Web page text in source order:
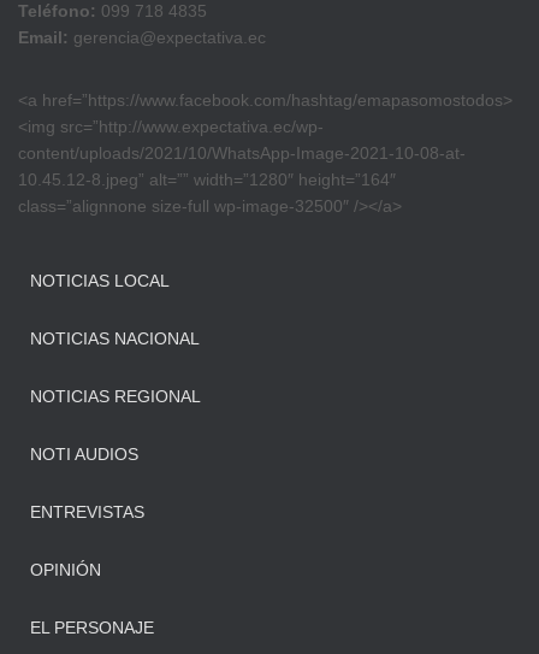
Teléfono: 099 718 4835
Email: gerencia@expectativa.ec
<a href=”https://www.facebook.com/hashtag/emapasomostodos>
<img src=”http://www.expectativa.ec/wp-
content/uploads/2021/10/WhatsApp-Image-2021-10-08-at-
10.45.12-8.jpeg” alt=”” width=”1280″ height=”164″
class=”alignnone size-full wp-image-32500″ /></a>
NOTICIAS LOCAL
NOTICIAS NACIONAL
NOTICIAS REGIONAL
NOTI AUDIOS
ENTREVISTAS
OPINIÓN
EL PERSONAJE